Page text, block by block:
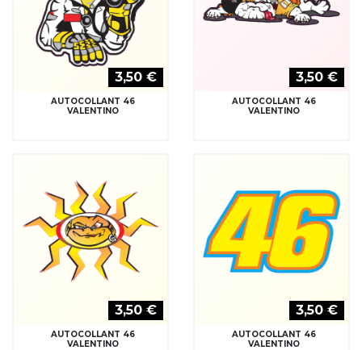
3,50 €
AUTOCOLLANT 46
VALENTINO
3,50 €
AUTOCOLLANT 46
VALENTINO
3,50 €
AUTOCOLLANT 46
VALENTINO
3,50 €
AUTOCOLLANT 46
VALENTINO